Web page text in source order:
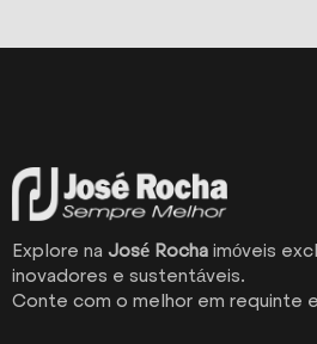
Explore na José Rocha imóveis
inovadores e sustentáveis.
Conte com o melhor em requinte